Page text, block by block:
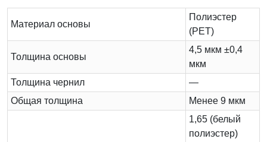
Материал основы
Полиэстер
(PET)
Толщина основы
4,5 мкм ±0,4
мкм
Толщина чернил
—
Общая толщина
Менее 9 мкм
1,65 (белый
полиэстер)